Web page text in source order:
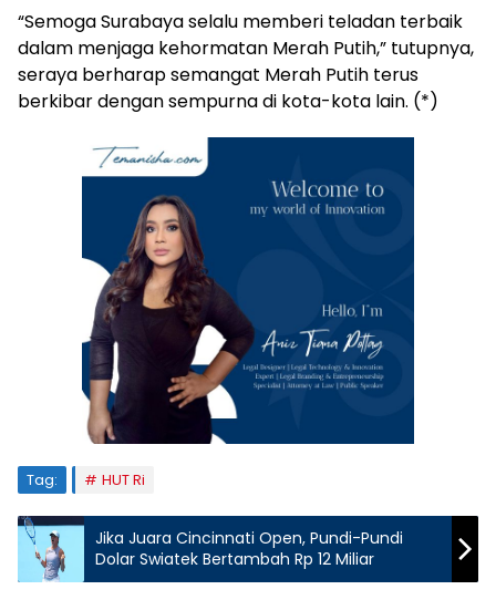
“Semoga Surabaya selalu memberi teladan terbaik
dalam menjaga kehormatan Merah Putih,” tutupnya,
seraya berharap semangat Merah Putih terus
berkibar dengan sempurna di kota-kota lain. (*)
Tag: HUT Ri
Jika Juara Cincinnati Open, Pundi-Pundi
Dolar Swiatek Bertambah Rp 12 Miliar